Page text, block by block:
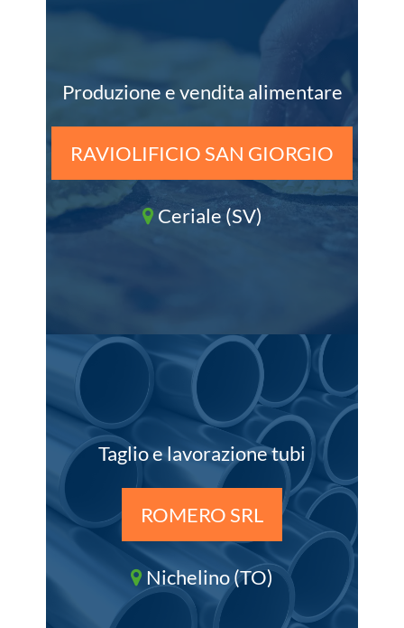
Produzione e vendita alimentare
RAVIOLIFICIO SAN GIORGIO
Ceriale (SV)
Taglio e lavorazione tubi
ROMERO SRL
Nichelino (TO)